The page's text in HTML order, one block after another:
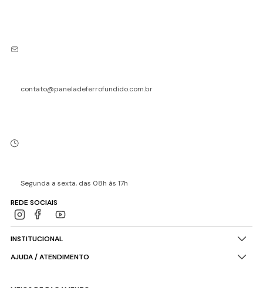
contato@paneladeferrofundido.com.br
Segunda a sexta, das 08h às 17h
REDE SOCIAIS
INSTITUCIONAL
AJUDA / ATENDIMENTO